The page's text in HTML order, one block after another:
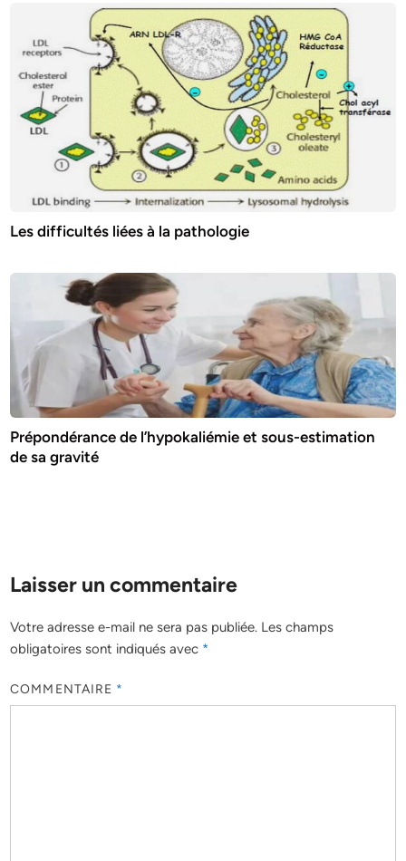
Les difficultés liées à la pathologie
Prépondérance de l’hypokaliémie et sous-estimation
de sa gravité
Laisser un commentaire
Votre adresse e-mail ne sera pas publiée. Les champs
obligatoires sont indiqués avec *
COMMENTAIRE *